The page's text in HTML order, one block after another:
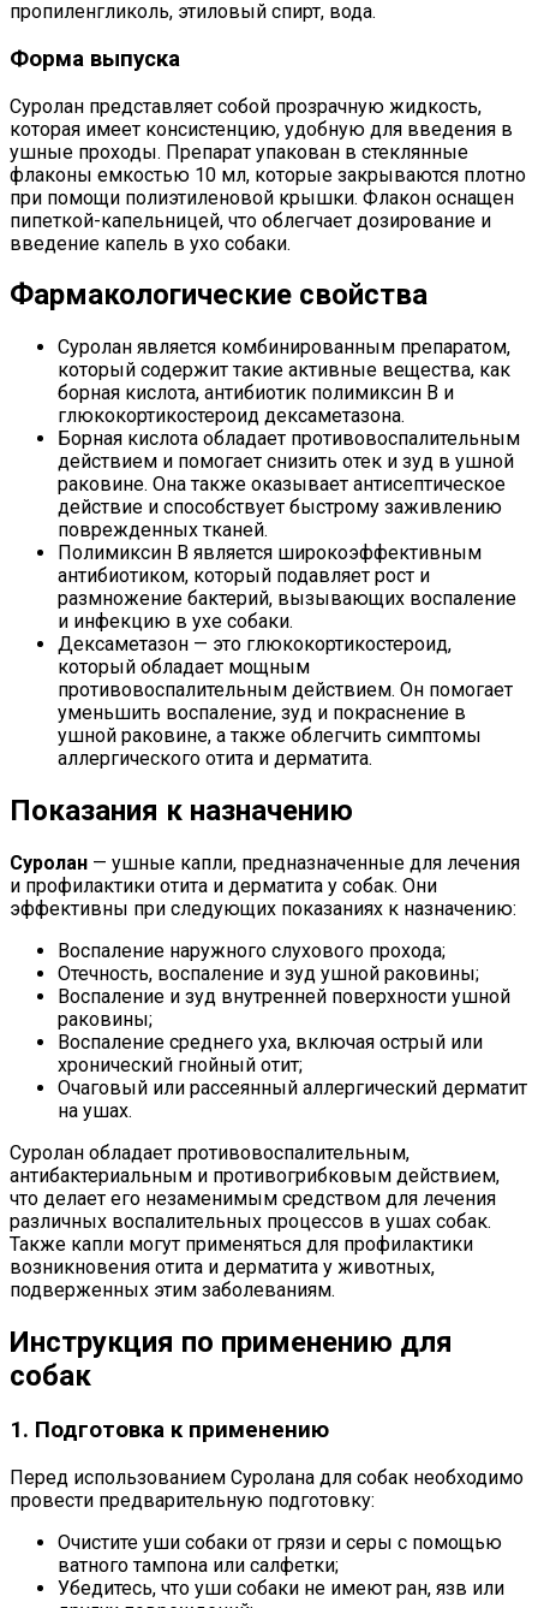
пропиленгликоль, этиловый спирт, вода.
Форма выпуска
Суролан представляет собой прозрачную жидкость,
которая имеет консистенцию, удобную для введения в
ушные проходы. Препарат упакован в стеклянные
флаконы емкостью 10 мл, которые закрываются плотно
при помощи полиэтиленовой крышки. Флакон оснащен
пипеткой-капельницей, что облегчает дозирование и
введение капель в ухо собаки.
Фармакологические свойства
Суролан является комбинированным препаратом,
который содержит такие активные вещества, как
борная кислота, антибиотик полимиксин В и
глюкокортикостероид дексаметазона.
Борная кислота обладает противовоспалительным
действием и помогает снизить отек и зуд в ушной
раковине. Она также оказывает антисептическое
действие и способствует быстрому заживлению
поврежденных тканей.
Полимиксин В является широкоэффективным
антибиотиком, который подавляет рост и
размножение бактерий, вызывающих воспаление
и инфекцию в ухе собаки.
Дексаметазон — это глюкокортикостероид,
который обладает мощным
противовоспалительным действием. Он помогает
уменьшить воспаление, зуд и покраснение в
ушной раковине, а также облегчить симптомы
аллергического отита и дерматита.
Показания к назначению
Суролан — ушные капли, предназначенные для лечения
и профилактики отита и дерматита у собак. Они
эффективны при следующих показаниях к назначению:
Воспаление наружного слухового прохода;
Отечность, воспаление и зуд ушной раковины;
Воспаление и зуд внутренней поверхности ушной
раковины;
Воспаление среднего уха, включая острый или
хронический гнойный отит;
Очаговый или рассеянный аллергический дерматит
на ушах.
Суролан обладает противовоспалительным,
антибактериальным и противогрибковым действием,
что делает его незаменимым средством для лечения
различных воспалительных процессов в ушах собак.
Также капли могут применяться для профилактики
возникновения отита и дерматита у животных,
подверженных этим заболеваниям.
Инструкция по применению для
собак
1. Подготовка к применению
Перед использованием Суролана для собак необходимо
провести предварительную подготовку:
Очистите уши собаки от грязи и серы с помощью
ватного тампона или салфетки;
Убедитесь, что уши собаки не имеют ран, язв или